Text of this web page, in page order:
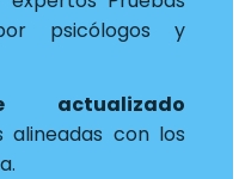
psicólogos y
actualizado
alineadas con los